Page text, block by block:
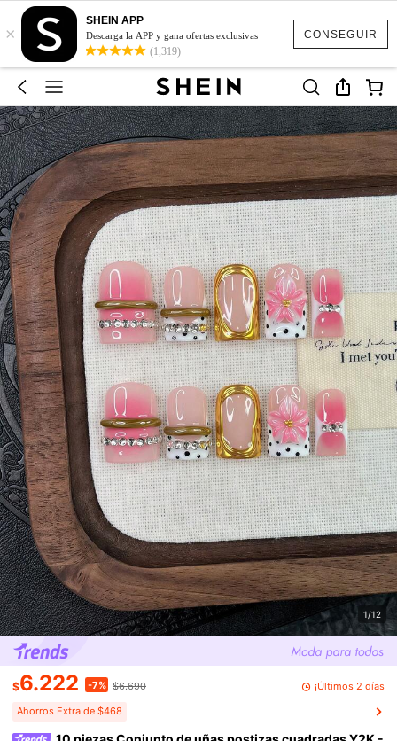
CONSEGUIR
×
SHEIN APP
Descarga la APP y gana ofertas exclusivas
(1,319)
1/12
$6.222 -7% $6.690 ¡Últimos 2 días
Ahorros Extra de $468